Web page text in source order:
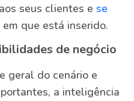
seus clientes e se
em que está inserido.
de negócio
geral do cenário e
a inteligência